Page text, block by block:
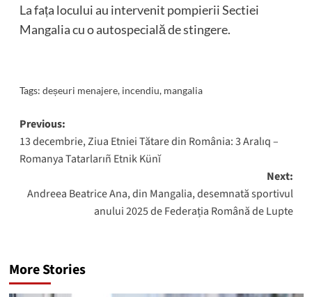
La fața locului au intervenit pompierii Sectiei
Mangalia cu o autospecială de stingere.
Tags: deșeuri menajere, incendiu, mangalia
Post
navigation
Previous:
13 decembrie, Ziua Etniei Tătare din România: 3 Aralıq –
Romanya Tatarlarıñ Etnik Künĭ
Next:
Andreea Beatrice Ana, din Mangalia, desemnată sportivul
anului 2025 de Federația Română de Lupte
More Stories